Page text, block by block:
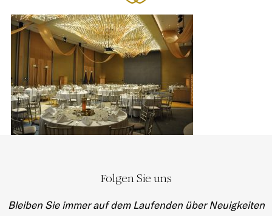
Folgen Sie uns
Bleiben Sie immer auf dem Laufenden über Neuigkeiten